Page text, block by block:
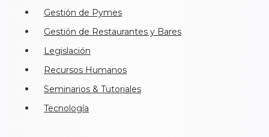
Gestión de Pymes
Gestión de Restaurantes y Bares
Legislación
Recursos Humanos
Seminarios & Tutoriales
Tecnología